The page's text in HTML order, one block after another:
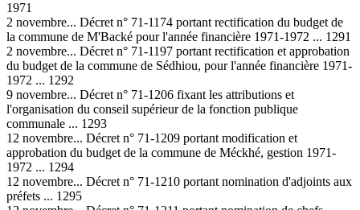
1971
2 novembre... Décret n° 71-1174 portant rectification du budget de
la commune de M'Backé pour l'année financière 1971-1972 ... 1291
2 novembre... Décret n° 71-1197 portant rectification et approbation
du budget de la commune de Sédhiou, pour l'année financière 1971-
1972 ... 1292
9 novembre... Décret n° 71-1206 fixant les attributions et
l'organisation du conseil supérieur de la fonction publique
communale ... 1293
12 novembre... Décret n° 71-1209 portant modification et
approbation du budget de la commune de Méckhé, gestion 1971-
1972 ... 1294
12 novembre... Décret n° 71-1210 portant nomination d'adjoints aux
préfets ... 1295